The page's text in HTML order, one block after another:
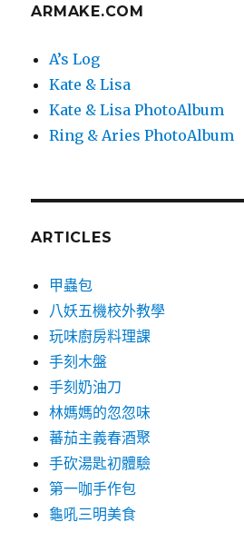
ARMAKE.COM
A’s Log
Kate & Lisa
Kate & Lisa PhotoAlbum
Ring & Aries PhotoAlbum
ARTICLES
甲蟲包
八妖五機校外教學
玩味廚房料理課
手刻木盤
手刻奶油刀
林媽媽的忽忽味
蕃茄主義春酒聚
手砍湯匙初體驗
第一咖手作包
龜吼三明美食